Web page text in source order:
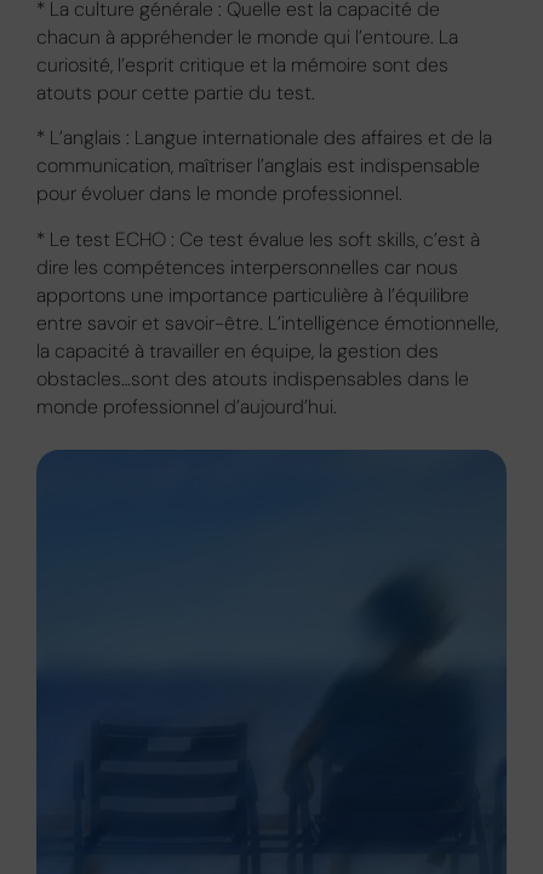
* La culture générale : Quelle est la capacité de
chacun à appréhender le monde qui l’entoure. La
curiosité, l’esprit critique et la mémoire sont des
atouts pour cette partie du test.
* L’anglais : Langue internationale des affaires et de la
communication, maîtriser l’anglais est indispensable
pour évoluer dans le monde professionnel.
* Le test ECHO : Ce test évalue les soft skills, c’est à
dire les compétences interpersonnelles car nous
apportons une importance particulière à l’équilibre
entre savoir et savoir-être. L’intelligence émotionnelle,
la capacité à travailler en équipe, la gestion des
obstacles…sont des atouts indispensables dans le
monde professionnel d’aujourd’hui.